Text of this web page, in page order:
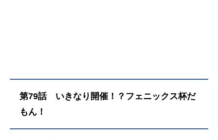
第79話 いきなり開催！？フェニックス杯だ
もん！